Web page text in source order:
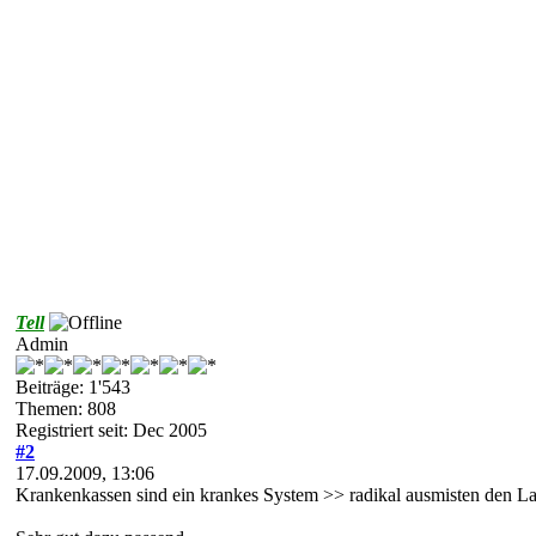
Tell
Admin
Beiträge: 1'543
Themen: 808
Registriert seit: Dec 2005
#2
17.09.2009, 13:06
Krankenkassen sind ein krankes System >> radikal ausmisten den